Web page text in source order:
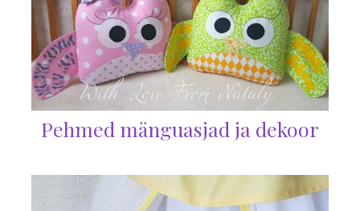
Pehmed mänguasjad ja dekoor